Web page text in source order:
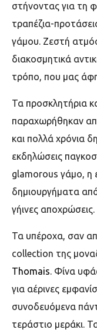
στήνοντας για τη
τραπέζια-
γάμου. Ζεστή
διακοσμητικά
τρόπο, που μας
Τα προσκλητήρια
παραχωρήθηκαν
και πολλά χρόνια
εκδηλώσεις
glamorous γάμο, η
δημιουργήματα
γήινες αποχρώσεις.
Τα υπέροχα, σαν
collection της
Thomais. Φίνα
για αέρινες
συνοδευόμενα
τεράστιο μεράκι.